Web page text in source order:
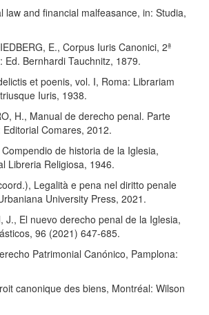
law and financial malfeasance, in: Studia,
E., Corpus Iuris Canonici, 2ª
Ed. Bernhardi Tauchnitz, 1879.
et poenis, vol. I, Roma: Librariam
Iuris, 1938.
H., Manual de derecho penal. Parte
Comares, 2012.
de historia de la Iglesia,
Libreria Religiosa, 1946.
Legalità e pena nel diritto penale
University Press, 2021.
J., El nuevo derecho penal de la Iglesia,
96 (2021) 647-685.
Patrimonial Canónico, Pamplona:
canonique des biens, Montréal: Wilson